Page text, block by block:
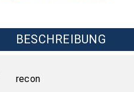
BESCHREIBUNG
recon